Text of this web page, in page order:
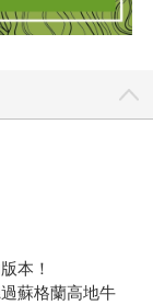
本！
蘇格蘭高地牛